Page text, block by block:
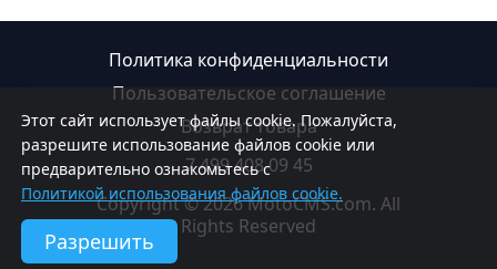
Этот сайт использует файлы cookie. Пожалуйста,
разрешите использование файлов cookie или
предварительно ознакомьтесь с
Политикой использования файлов cookie.
Разрешить
Политика конфиденциальности
Пользовательское соглашение
Возврат товара
7 499 408 09 45
Copyright © 2026 MotoCMS.com. All
Rights Reserved